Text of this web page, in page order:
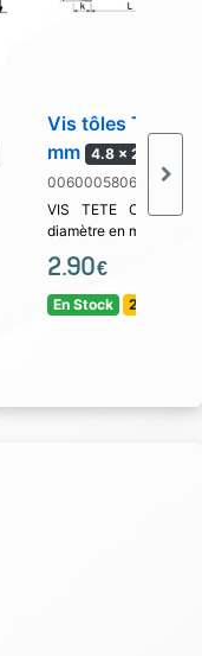
Vis tôles TC 4.2
mm 4.8 x 25 x 9
0060005806-08
VIS TETE
diamètre en mm x L...
2.90€
En Stock 24 / 48 H !